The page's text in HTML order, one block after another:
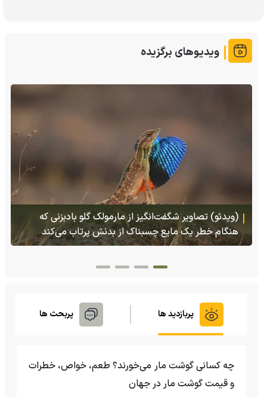
ویدیوهای برگزیده
(ویدئو) تصاویر شگفت‌انگیز از مارمولک گلو بادبزنی که
هنگام خطر یک مایع چسبناک از بدنش پرتاب می‌کند
پربازدید ها پربحث ها
چه کسانی گوشت مار می‌خورند؟ طعم، خواص، خطرات
و قیمت گوشت مار در جهان